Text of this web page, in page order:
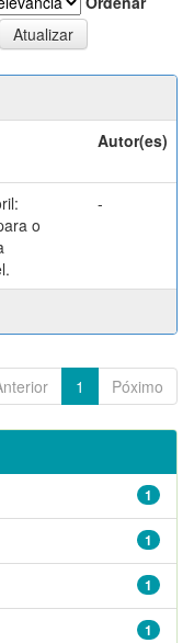
Autor(es)
o
-
1 Póximo
1
1
1
1